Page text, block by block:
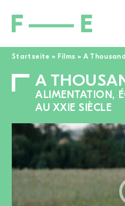
Startseite » Films » A
A
ALIMENTATION,
AU XXIE SIÈCLE
FILMS
FESTIVAL
CINÉMA POP-UP
ENGAGEMENT
ACTUALITÉS
Rechercher :
À LA